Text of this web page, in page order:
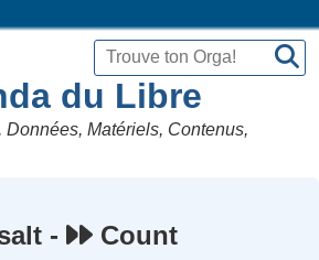
du Libre
Données, Matériels, Contenus,
- Count